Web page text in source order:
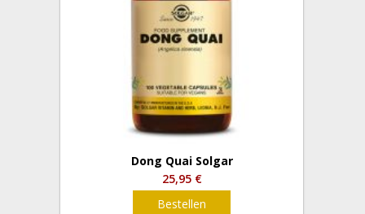
Dong Quai Solgar
25,95 €
Bestellen